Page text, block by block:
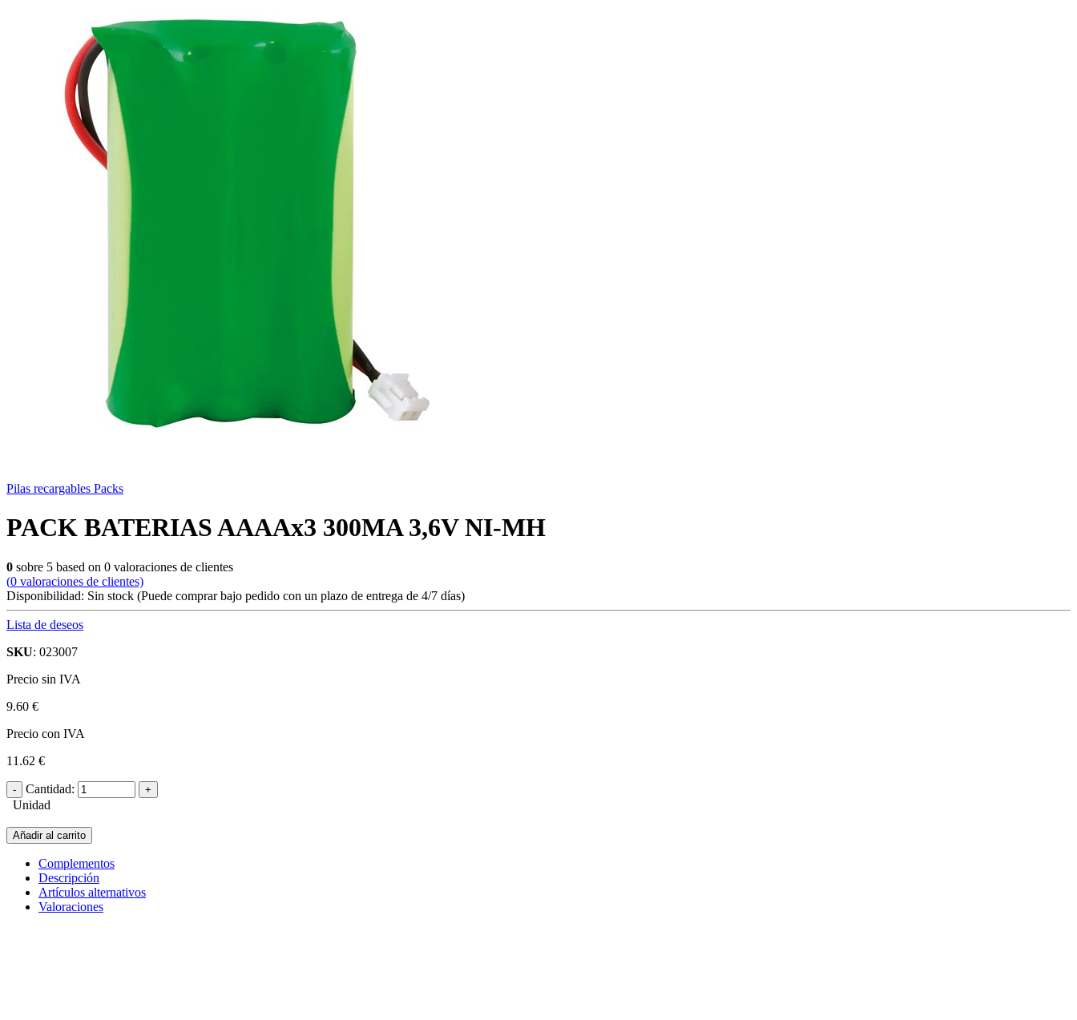
Pilas recargables Packs
PACK BATERIAS AAAAx3 300MA 3,6V NI-MH
0 sobre 5 based on 0 valoraciones de clientes
(0 valoraciones de clientes)
Disponibilidad: Sin stock (Puede comprar bajo pedido con un plazo de entrega de 4/7 días)
Lista de deseos
SKU: 023007
Precio sin IVA
9.60 €
Precio con IVA
11.62 €
Cantidad:
Unidad
Añadir al carrito
Complementos
Descripción
Artículos alternativos
Valoraciones